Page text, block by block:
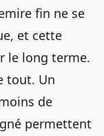
fin ne se
et cette
le long terme.
tout. Un
de
permettent